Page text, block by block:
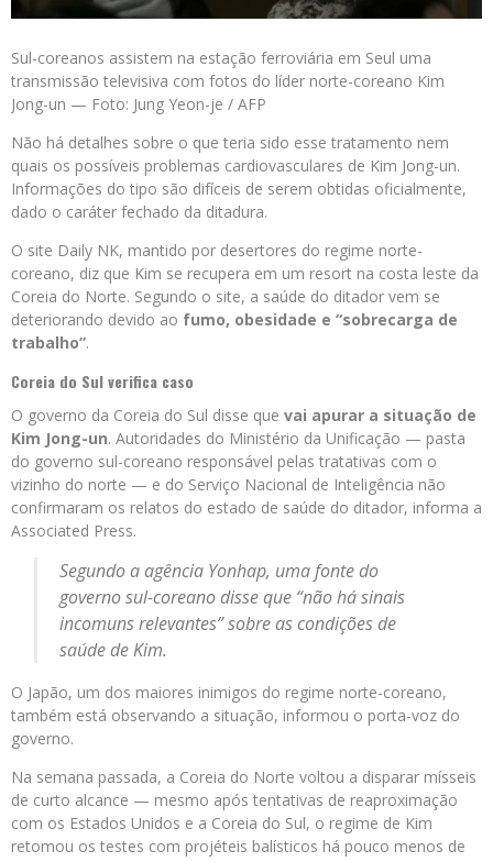
Sul-coreanos assistem na estação ferroviária em Seul uma
transmissão televisiva com fotos do líder norte-coreano Kim
Jong-un — Foto: Jung Yeon-je / AFP
Não há detalhes sobre o que teria sido esse tratamento nem
quais os possíveis problemas cardiovasculares de Kim Jong-un.
Informações do tipo são difíceis de serem obtidas oficialmente,
dado o caráter fechado da ditadura.
O site Daily NK, mantido por desertores do regime norte-
coreano, diz que Kim se recupera em um resort na costa leste da
Coreia do Norte. Segundo o site, a saúde do ditador vem se
deteriorando devido ao fumo, obesidade e “sobrecarga de
trabalho”.
Coreia do Sul verifica caso
O governo da Coreia do Sul disse que vai apurar a situação de
Kim Jong-un. Autoridades do Ministério da Unificação — pasta
do governo sul-coreano responsável pelas tratativas com o
vizinho do norte — e do Serviço Nacional de Inteligência não
confirmaram os relatos do estado de saúde do ditador, informa a
Associated Press.
Segundo a agência Yonhap, uma fonte do
governo sul-coreano disse que “não há sinais
incomuns relevantes” sobre as condições de
saúde de Kim.
O Japão, um dos maiores inimigos do regime norte-coreano,
também está observando a situação, informou o porta-voz do
governo.
Na semana passada, a Coreia do Norte voltou a disparar mísseis
de curto alcance — mesmo após tentativas de reaproximação
com os Estados Unidos e a Coreia do Sul, o regime de Kim
retomou os testes com projéteis balísticos há pouco menos de